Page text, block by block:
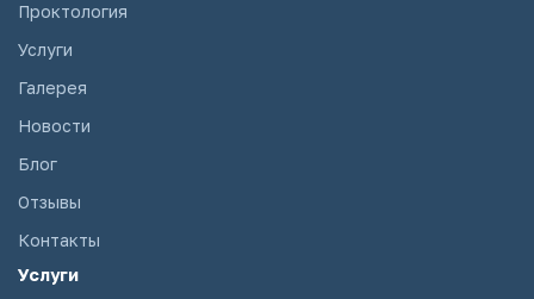
Проктология
Услуги
Галерея
Новости
Блог
Отзывы
Контакты
Услуги